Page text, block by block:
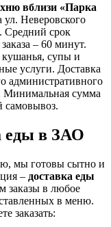
вблизи «Парка
ул. Неверовского
Средний срок
– 60 минут.
кушанья, супы и
услуги. Доставка
административного
Минимальная сумма
самовывоз.
еды в ЗАО
мы готовы сытно и
– доставка еды
заказы в любое
в меню.
заказать: